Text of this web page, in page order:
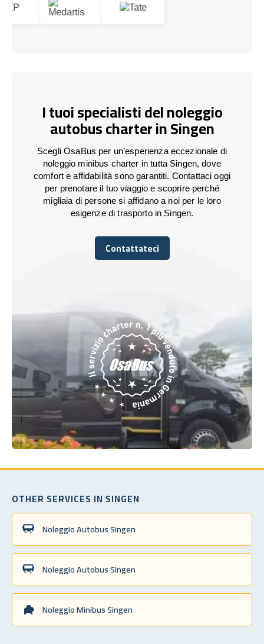
I tuoi specialisti del noleggio
autobus charter in Singen
Scegli OsaBus per un’esperienza eccezionale di
noleggio minibus charter in tutta Singen, dove
comfort e affidabilità sono garantiti. Contattaci oggi
per prenotare il tuo viaggio e scoprire perché
migliaia di persone si affidano a noi per le loro
esigenze di trasporto in Singen.
Contattateci
Contattateci
OTHER SERVICES IN SINGEN
Noleggio Autobus Singen
Noleggio Autobus Singen
Noleggio Minibus Singen